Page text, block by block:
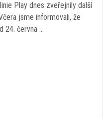
Play dnes zveřejnily další
jsme informovali, že
24. června …